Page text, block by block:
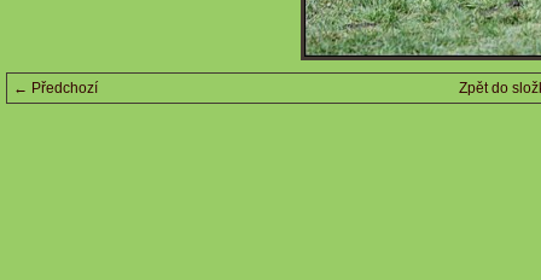
← Předchozí Zpět do